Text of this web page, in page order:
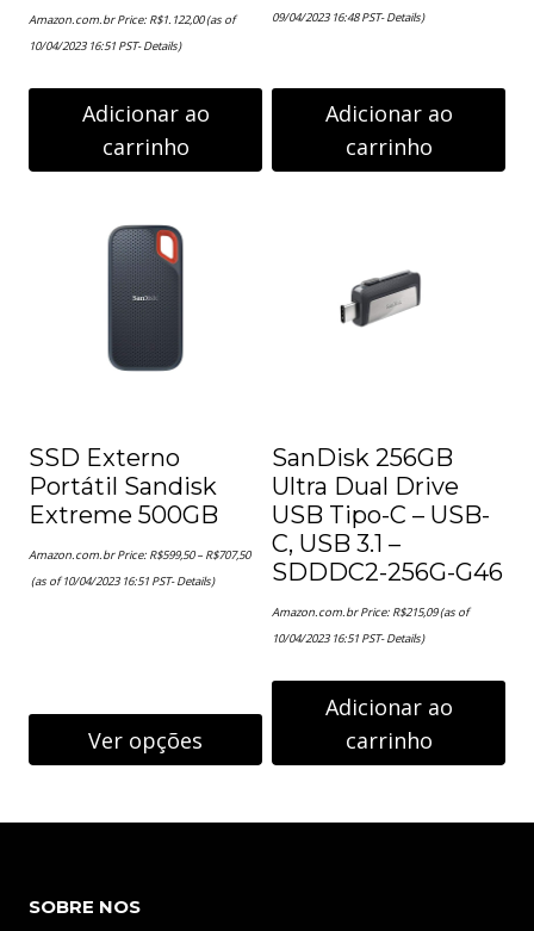
Amazon.com.br Price: R$1.122,00(as of
10/04/2023 16:51 PST-Details)
Adicionar ao
carrinho
09/04/2023 16:48 PST-Details)
Adicionar ao
carrinho
SSD Externo
Portátil Sandisk
Extreme 500GB
Amazon.com.br Price: R$599,50 – R$707,50
de
(as of 10/04/2023 16:51 PST-Details)
Ver opções
produto
várias
SanDisk 256GB
Ultra Dual Drive
USB Tipo-C – USB-
C, USB 3.1 –
SDDDC2-256G-G46
Amazon.com.br Price: R$215,09(as of
10/04/2023 16:51 PST-Details)
Adicionar ao
carrinho
SOBRE NOS